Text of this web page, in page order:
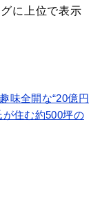
に上位で表示
味全開な“20億円
住む約500坪の